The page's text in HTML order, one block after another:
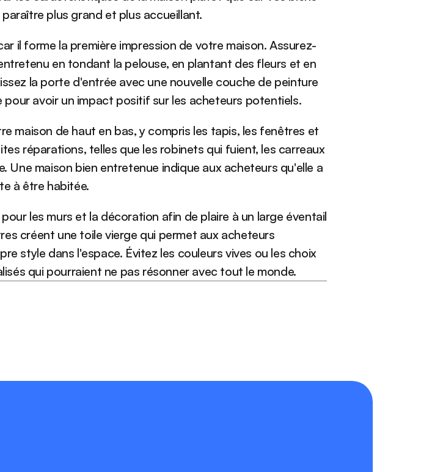
plus grand et plus accueillant.
il forme la première impression de votre maison. Assurez-
en tondant la pelouse, en plantant des fleurs et en
la porte d'entrée avec une nouvelle couche de peinture
pour avoir un impact positif sur les acheteurs potentiels.
maison de haut en bas, y compris les tapis, les fenêtres et
réparations, telles que les robinets qui fuient, les carreaux
Une maison bien entretenue indique aux acheteurs qu'elle a
à être habitée.
les murs et la décoration afin de plaire à un large éventail
créent une toile vierge qui permet aux acheteurs
style dans l'espace. Évitez les couleurs vives ou les choix
qui pourraient ne pas résonner avec tout le monde.